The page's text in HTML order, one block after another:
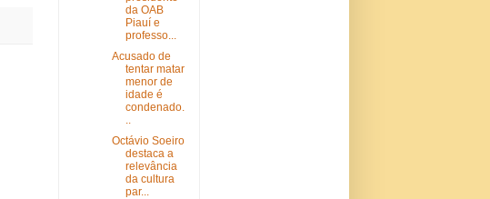
da OAB
Piauí e
professo...
Acusado de
tentar matar
menor de
idade é
condenado.
..
Octávio Soeiro
destaca a
relevância
da cultura
par...